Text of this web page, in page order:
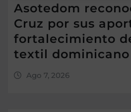
Asotedom
Cruz por sus
fortalecimiento
textil dominicano
Ago 7, 2026